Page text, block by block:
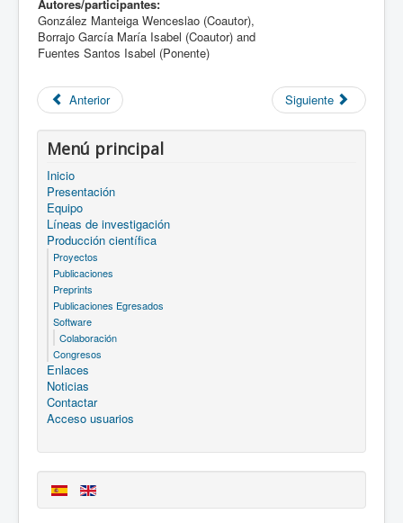
Autores/participantes:
González Manteiga Wenceslao (Coautor),
Borrajo García María Isabel (Coautor) and
Fuentes Santos Isabel (Ponente)
Anterior Siguiente
Menú principal
Inicio
Presentación
Equipo
Líneas de investigación
Producción científica
Proyectos
Publicaciones
Preprints
Publicaciones Egresados
Software
Colaboración
Congresos
Enlaces
Noticias
Contactar
Acceso usuarios